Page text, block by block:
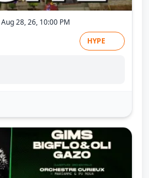
28, 26, 10:00 PM
HYPE